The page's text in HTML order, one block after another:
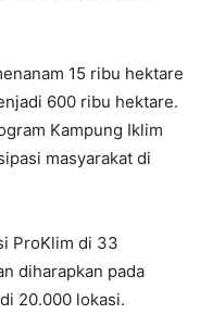
15 ribu hektare
600 ribu hektare.
Kampung Iklim
masyarakat di
ProKlim di 33
diharapkan pada
20.000 lokasi.